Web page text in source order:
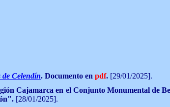
de Celendín. Documento en pdf. [29/01/2025].
Cajamarca en el Conjunto Monumental de
[28/01/2025].